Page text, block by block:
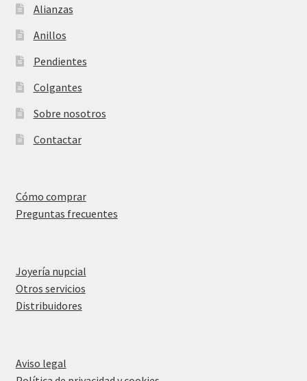
Alianzas
Anillos
Pendientes
Colgantes
Sobre nosotros
Contactar
Cómo comprar
Preguntas frecuentes
Joyería nupcial
Otros servicios
Distribuidores
Aviso legal